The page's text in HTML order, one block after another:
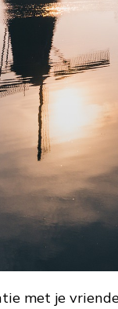
met je